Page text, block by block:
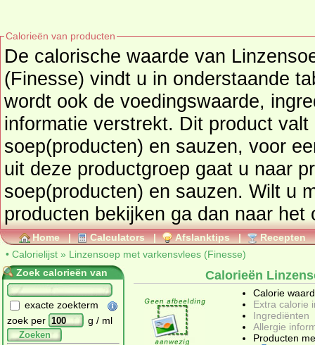
Calorieën van producten
De calorische waarde van
(Finesse) vindt u in onderstaande
wordt ook de voedingswaarde,
informatie verstrekt. Dit
soep(producten) en sauzen, voor een overzicht van producten
uit deze productgroep gaat u naar
soep(producten) en sauzen. Wilt u
Home | Calculators | Afslanktips | Recepten
• Calorielijst » Linzensoep met varkensvlees (Finesse)
Zoek calorieën van
exacte zoekterm
zoek per
g / ml
Zoeken
Calorieën
Calorie
Extra calorie
Ingrediënten
Allergie
Producten